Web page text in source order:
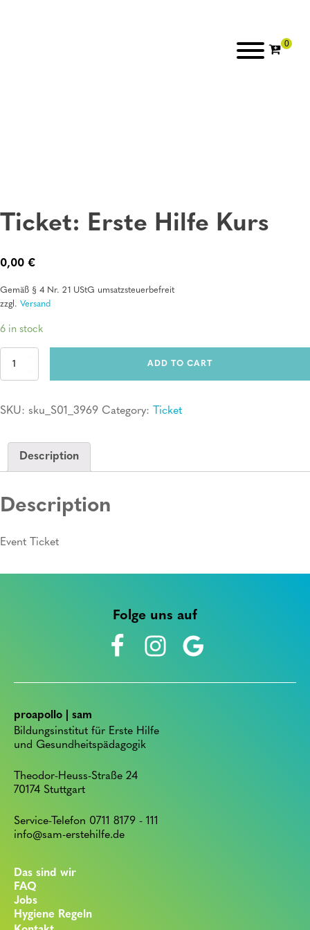
Ticket: Erste Hilfe Kurs
0,00 €
Gemäß § 4 Nr. 21 UStG umsatzsteuerbefreit
zzgl. Versand
6 in stock
Ticket:
quantity
ADD TO CART
SKU: sku_S01_3969 Category: Ticket
Description
Description
Event Ticket
Folge uns auf
proapollo | sam
Bildungsinstitut für Erste Hilfe
und Gesundheitspädagogik
Theodor-Heuss-Straße 24
70174 Stuttgart
Service-Telefon 0711 8179 - 111
info@sam-erstehilfe.de
Das sind wir
FAQ
Jobs
Hygiene Regeln